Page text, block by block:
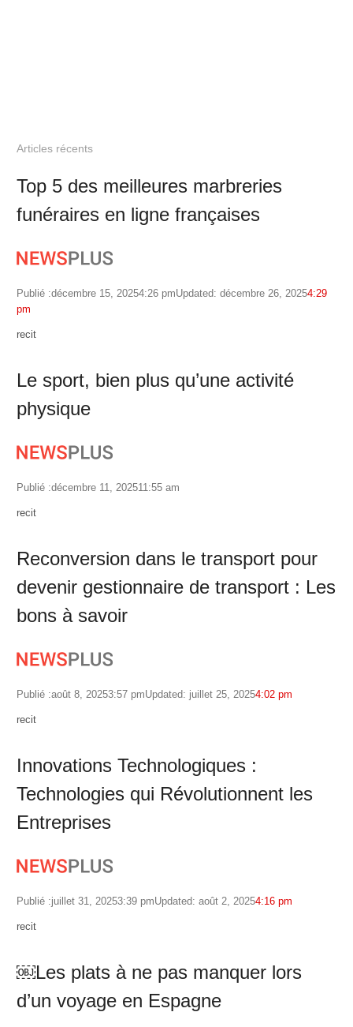
Articles récents
Top 5 des meilleures marbreries
funéraires en ligne françaises
Publié :décembre 15, 20254:26 pmUpdated: décembre 26, 20254:29
pm
Author
recit
Le sport, bien plus qu’une activité
physique
Publié :décembre 11, 202511:55 am
Author
recit
Reconversion dans le transport pour
devenir gestionnaire de transport : Les
bons à savoir
Publié :août 8, 20253:57 pmUpdated: juillet 25, 20254:02 pm
Author
recit
Innovations Technologiques :
Technologies qui Révolutionnent les
Entreprises
Publié :juillet 31, 20253:39 pmUpdated: août 2, 20254:16 pm
Author
recit
￼Les plats à ne pas manquer lors
d’un voyage en Espagne